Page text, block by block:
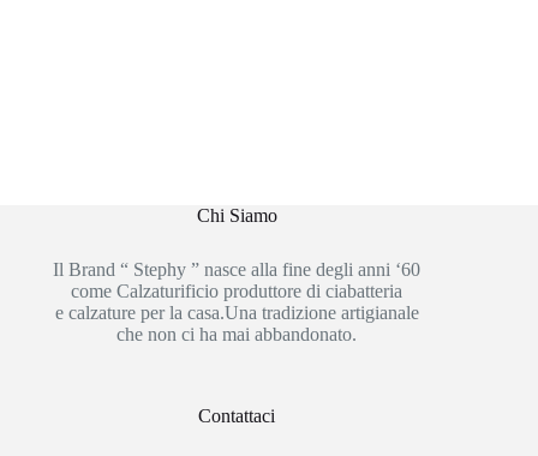
Chi Siamo
Il Brand “ Stephy ” nasce alla fine degli anni ‘60
come Calzaturificio produttore di ciabatteria
e calzature per la casa.Una tradizione artigianale
che non ci ha mai abbandonato.
Contattaci